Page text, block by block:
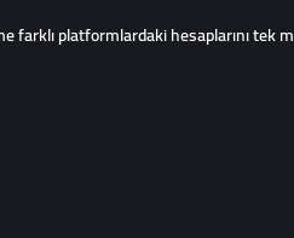
platformlardaki hesaplarını